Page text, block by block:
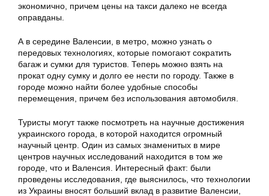
экономично, причем цены на такси далеко не всегда
оправданы.
А в середине Валенсии, в метро, можно узнать о
передовых технологиях, которые помогают сократить
багаж и сумки для туристов. Теперь можно взять на
прокат одну сумку и долго ее нести по городу. Также в
городе можно найти более удобные способы
перемещения, причем без использования автомобиля.
Туристы могут также посмотреть на научные достижения
украинского города, в которой находится огромный
научный центр. Один из самых знаменитых в мире
центров научных исследований находится в том же
городе, что и Валенсия. Интересный факт: были
проведены исследования, где выяснилось, что технологии
из Украины вносят больший вклад в развитие Валенсии,